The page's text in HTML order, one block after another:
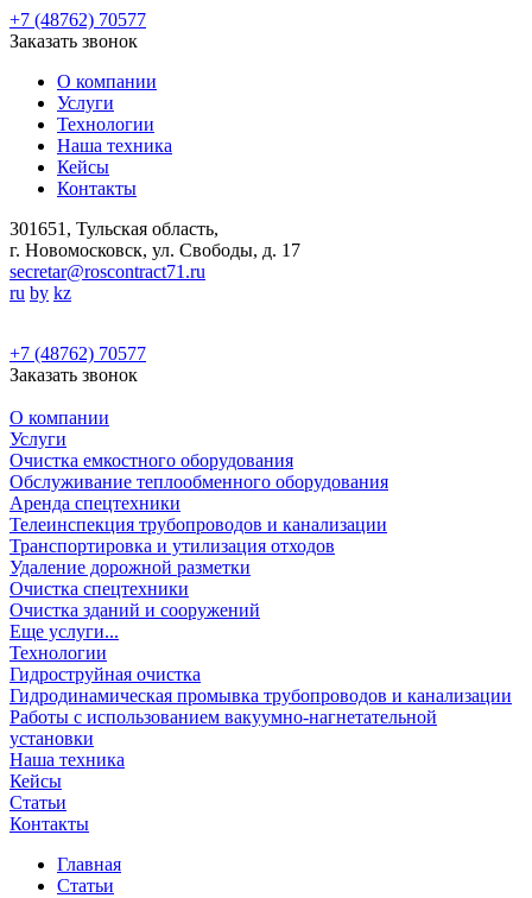
+7 (48762) 70577
Заказать звонок
О компании
Услуги
Технологии
Наша техника
Кейсы
Контакты
301651, Тульская область,
г. Новомосковск, ул. Свободы, д. 17
secretar@roscontract71.ru
ru by kz
+7 (48762) 70577
Заказать звонок
О компании
Услуги
Очистка емкостного оборудования
Обслуживание теплообменного оборудования
Аренда спецтехники
Телеинспекция трубопроводов и канализации
Транспортировка и утилизация отходов
Удаление дорожной разметки
Очистка спецтехники
Очистка зданий и сооружений
Еще услуги...
Технологии
Гидроструйная очистка
Гидродинамическая промывка трубопроводов и канализации
Работы с использованием вакуумно-нагнетательной
установки
Наша техника
Кейсы
Статьи
Контакты
Главная
Статьи